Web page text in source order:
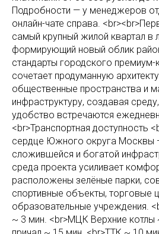
Подробности — у менеджеров
онлайн-чате справа.
самый крупный жилой квартал в
формирующий новый облик
стандарты городского премиум-
сочетает продуманную
общественные пространства и
инфраструктуру, создавая
удобство встречаются
<br>Транспортная доступность
сердце Южного округа Москвы
сложившейся и богатой
среда проекта усиливает
расположены зелёные парки,
спортивные объекты, торговые
образовательные учреждения.
~ 3 мин. <br>МЦК Верхние котлы